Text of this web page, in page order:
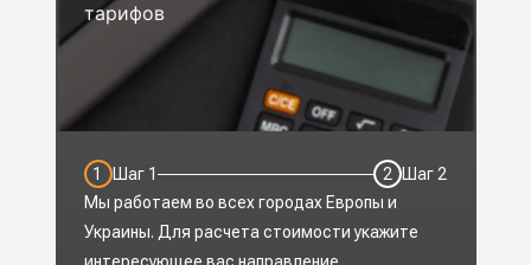
тарифов
1 Шаг1 2 Шаг 2
Мы работаем во всех городах Европы и
Украины. Для расчета стоимости укажите